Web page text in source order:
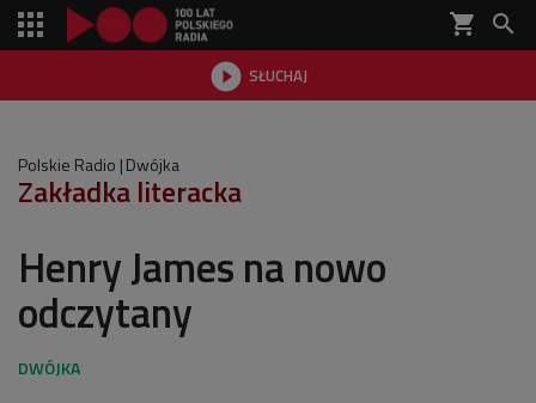
shopping_cart 
 SŁUCHAJ

Polskie Radio Dwójka
Zakładka literacka
Henry James na nowo
odczytany